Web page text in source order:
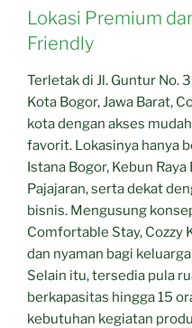
Lokasi Premium
Friendly
Terletak di Jl. Guntur No.
Kota Bogor, Jawa Barat,
kota dengan akses
favorit. Lokasinya hanya
Istana Bogor, Kebun Raya
Pajajaran, serta dekat
bisnis. Mengusung
Comfortable Stay, Cozzy
dan nyaman bagi
Selain itu, tersedia pula
berkapasitas hingga 15
kebutuhan kegiatan